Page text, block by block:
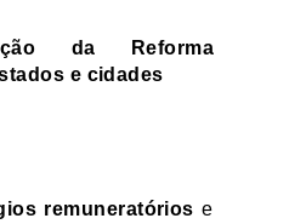
da Reforma
e cidades
remuneratórios e